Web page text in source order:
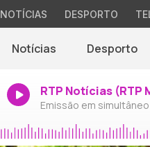
NOTÍCIAS DESPORTO
Notícias Desporto
RTP Notícias (RTP
Emissão em